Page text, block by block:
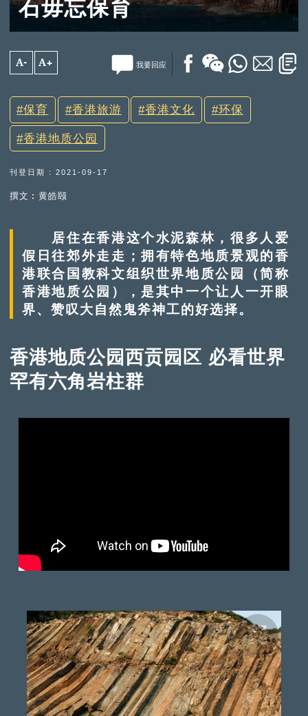
石毋忘保育
A- A+ 我要回应
保育 香港旅游 香港文化 环保
香港地质公园
刊登日期 : 2021-09-17
撰文︰黄皓颐
居住在香港这个水泥森林，很多人爱
假日往郊外走走；拥有特色地质景观的香
港联合国教科文组织世界地质公园（简称
香港地质公园），是其中一个让人一开眼
界、赞叹大自然鬼斧神工的好选择。
香港地质公园西贡园区 必看世界
罕有六角岩柱群